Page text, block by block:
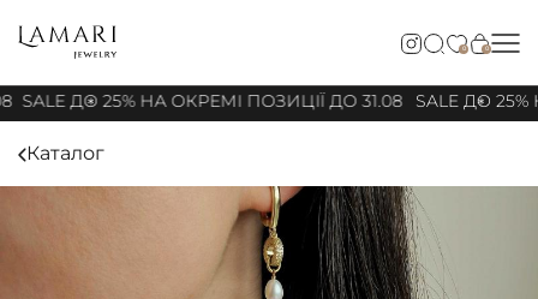
0 0
SALE ДО 25% НА ОКРЕМІ ПОЗИЦІЇ ДО 31.08 SALE ДО
Каталог